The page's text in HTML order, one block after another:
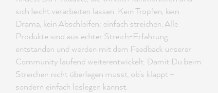
sich leicht verarbeiten lassen. Kein Tropfen, kein
Drama, kein Abschleifen: einfach streichen. Alle
Produkte sind aus echter Streich-Erfahrung
entstanden und werden mit dem Feedback unserer
Community laufend weiterentwickelt. Damit Du beim
Streichen nicht überlegen musst, ob’s klappt –
sondern einfach loslegen kannst.